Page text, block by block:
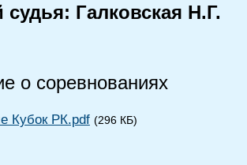
Галковская Н.Г.
о соревнованиях
Кубок РК.pdf (296 КБ)